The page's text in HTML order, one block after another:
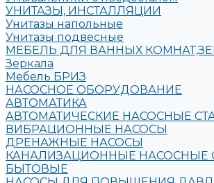
УНИТАЗЫ, ИНСТАЛЛЯЦИИ
Унитазы напольные
Унитазы подвесные
МЕБЕЛЬ ДЛЯ ВАННЫХ
Зеркала
Мебель БРИЗ
НАСОСНОЕ ОБОРУДОВАНИЕ
АВТОМАТИКА
АВТОМАТИЧЕСКИЕ НАСОСНЫЕ
ВИБРАЦИОННЫЕ НАСОСЫ
ДРЕНАЖНЫЕ НАСОСЫ
КАНАЛИЗАЦИОННЫЕ НАСОСНЫЕ
БЫТОВЫЕ